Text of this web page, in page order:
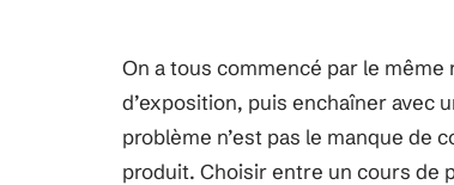
On a tous commencé par le
d’exposition, puis enchaîner avec
problème n’est pas le manque de
produit. Choisir entre un cours de